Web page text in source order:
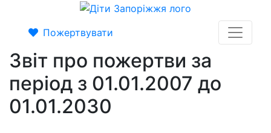
Пожертвувати
Звіт про пожертви за
період з 01.01.2007 до
01.01.2030